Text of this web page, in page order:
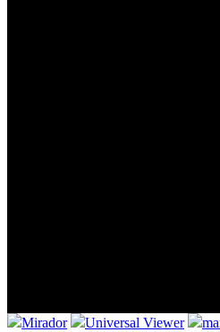
Mirador Universal Viewer